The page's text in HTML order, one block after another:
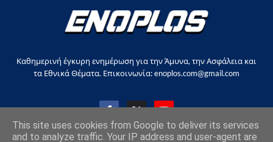
Καθημερινή έγκυρη ενημέρωση για την Άμυνα, την Ασφάλεια και
τα Εθνικά Θέματα. Επικοινωνία: enoplos.com@gmail.com
This site uses cookies from Google to deliver its services
and to analyze traffic. Your IP address and user-agent are